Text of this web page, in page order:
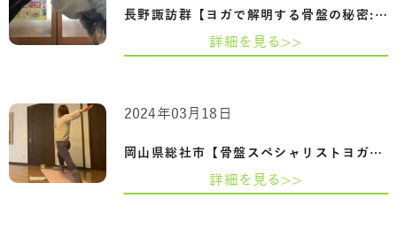
長野諏訪群【ヨガで解明する骨盤の秘密:妊…
詳細を見る>>
岡山県総社市【骨盤スペシャリストヨガ資…
2024年03月18日
詳細を見る>>